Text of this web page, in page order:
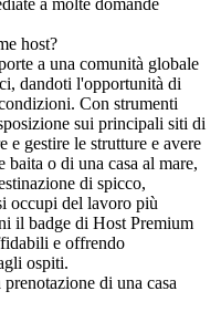
a molte domande
host?
a una comunità globale
dandoti l'opportunità di
Con strumenti
sui principali siti di
e gestire le strutture e avere
baita o di una casa al mare,
di spicco,
occupi del lavoro più
il badge di Host Premium
e offrendo
ospiti.
di una casa